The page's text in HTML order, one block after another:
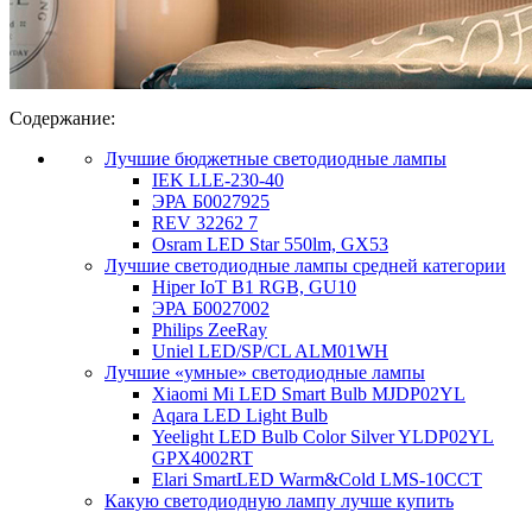
Содержание:
Лучшие бюджетные светодиодные лампы
IEK LLE-230-40
ЭРА Б0027925
REV 32262 7
Osram LED Star 550lm, GX53
Лучшие светодиодные лампы средней категории
Hiper IoT B1 RGB, GU10
ЭРА Б0027002
Philips ZeeRay
Uniel LED/SP/CL ALM01WH
Лучшие «умные» светодиодные лампы
Xiaomi Mi LED Smart Bulb MJDP02YL
Aqara LED Light Bulb
Yeelight LED Bulb Color Silver YLDP02YL
GPX4002RT
Elari SmartLED Warm&Cold LMS-10CCT
Какую светодиодную лампу лучше купить